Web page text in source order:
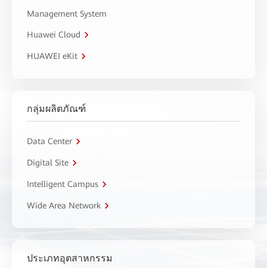
Management System
Huawei Cloud
HUAWEI eKit
กลุ่มผลิตภัณฑ์
Data Center
Digital Site
Intelligent Campus
Wide Area Network
ประเภทอุตสาหกรรม